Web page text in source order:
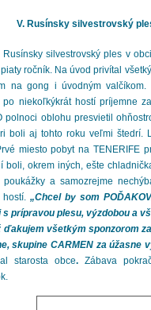
V. Rusínsky silvestrovský
Rusínsky silvestrovský ples v
ročník. Na úvod privítal
na gong i úvodným
po niekoľkýkrát hostí príjemne
polnoci oblohu presvietil
boli aj tohto roku veľmi
miesto pobyt na TENERIFE
boli, okrem iných, ešte
a samozrejme
„Chcel by som
s prípravou plesu, výzdobou a
ďakujem všetkým sponzorom
skupine CARMEN za
starosta obce. Zábava